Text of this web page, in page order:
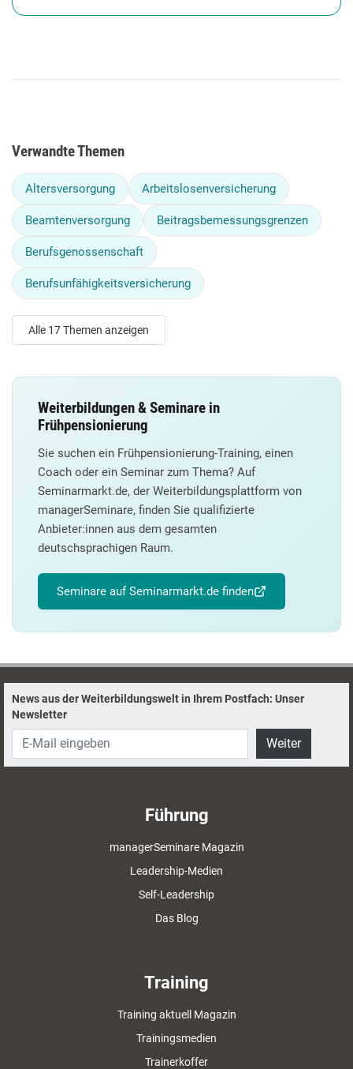
Verwandte Themen
Altersversorgung Arbeitslosenversicherung
Beamtenversorgung Beitragsbemessungsgrenzen
Berufsgenossenschaft
Berufsunfähigkeitsversicherung
Alle 17 Themen anzeigen
Weiterbildungen & Seminare in
Frühpensionierung
Sie suchen ein Frühpensionierung-Training, einen
Coach oder ein Seminar zum Thema? Auf
Seminarmarkt.de, der Weiterbildungsplattform von
managerSeminare, finden Sie qualifizierte
Anbieter:innen aus dem gesamten
deutschsprachigen Raum.
Seminare auf Seminarmarkt.de finden
News aus der Weiterbildungswelt in Ihrem Postfach: Unser
Newsletter
Weiter
Führung
managerSeminare Magazin
Leadership-Medien
Self-Leadership
Das Blog
Training
Training aktuell Magazin
Trainingsmedien
Trainerkoffer